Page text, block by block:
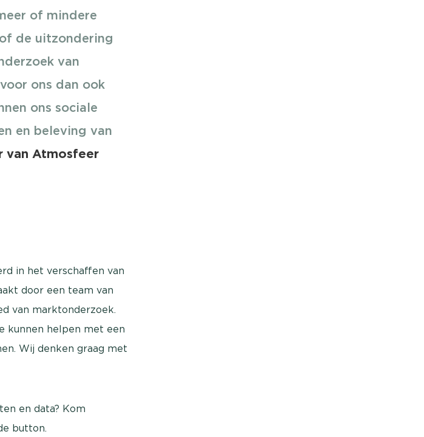
of mindere
de uitzondering
van
ons dan ook
ons sociale
en beleving van
van Atmosfeer
in het verschaffen van
door een team van
van marktonderzoek.
kunnen helpen met een
Wij denken graag met
en data? Kom
button.